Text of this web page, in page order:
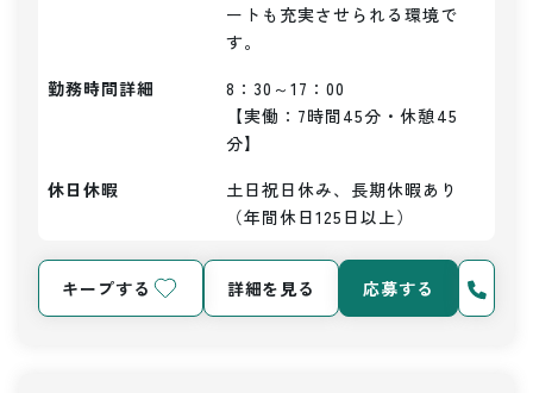
ートも充実させられる環境で
す。
勤務時間詳細
8：30～17：00
【実働：7時間45分・休憩45
分】
休日休暇
土日祝日休み、長期休暇あり
（年間休日125日以上）
キープする 詳細を見る 応募する